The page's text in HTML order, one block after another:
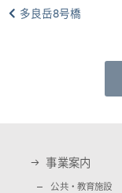
多良岳8号橋
事業案内
公共・教育施設